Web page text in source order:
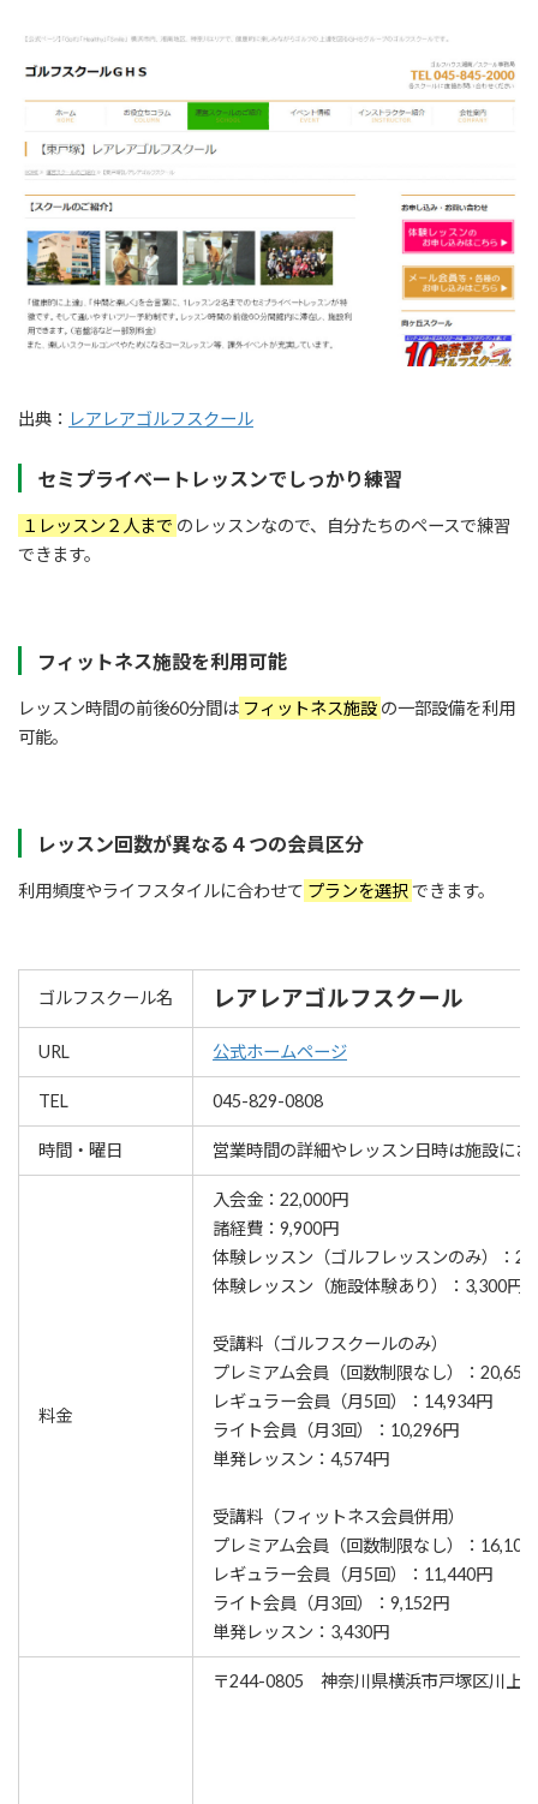
出典： レアレアゴルフスクール
セミプライベートレッスンでしっかり練習
１レッスン２人まで のレッスンなので、自分たちのペースで練習
できます。
フィットネス施設を利用可能
レッスン時間の前後60分間は フィットネス施設 の一部設備を利用
可能。
レッスン回数が異なる４つの会員区分
利用頻度やライフスタイルに合わせて プランを選択 できます。
ゴルフスクール名 レアレアゴルフスクール
URL 公式ホームページ
TEL 045-829-0808
時間・曜日 営業時間の詳細やレッスン⽇時は施設に
料金
入会金：22,000円
諸経費：9,900円
体験レッスン（ゴルフレッスンのみ）：
体験レッスン（施設体験あり）：3,300円
受講料（ゴルフスクールのみ）
プレミアム会員（回数制限なし）：20,654
レギュラー会員（月5回）：14,934円
ライト会員（月3回）：10,296円
単発レッスン：4,574円
受講料（フィットネス会員併用）
プレミアム会員（回数制限なし）：16,100
レギュラー会員（月5回）：11,440円
ライト会員（月3回）：9,152円
単発レッスン：3,430円
〒244-0805 神奈川県横浜市戸塚区川上